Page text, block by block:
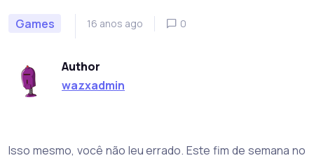
Games 16 anos ago 0
Author
wazxadmin
Isso mesmo, você não leu errado. Este fim de semana no